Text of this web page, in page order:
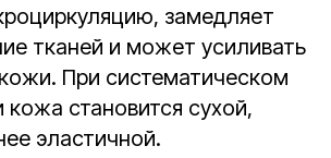
замедляет
тканей и может усиливать
При систематическом
кожа становится сухой,
эластичной.